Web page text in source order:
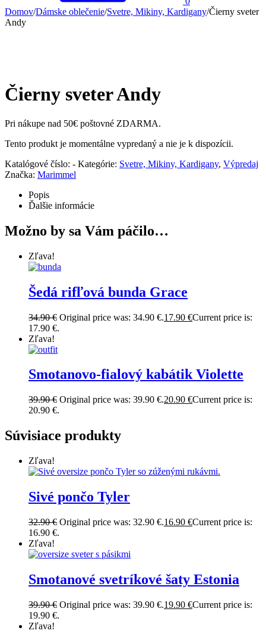
Domov/Dámske oblečenie/Svetre, Mikiny, Kardigany/Čierny sveter
Andy
Čierny sveter Andy
Pri nákupe nad 50€ poštovné ZDARMA.
Tento produkt je momentálne vypredaný a nie je k dispozícii.
Katalógové číslo: - Kategórie: Svetre, Mikiny, Kardigany, Výpredaj
Značka: Marimmel
Popis
Ďalšie informácie
Možno by sa Vám páčilo…
Zľava!
Šedá rifľová bunda Grace
34.90€ Original price was: 34.90 €.17.90 €Current price is:
17.90 €.
Zľava!
Smotanovo-fialový kabátik Violette
39.90€ Original price was: 39.90 €.20.90 €Current price is:
20.90 €.
Súvisiace produkty
Zľava!
Sivé pončo Tyler
32.90€ Original price was: 32.90 €.16.90 €Current price is:
16.90 €.
Zľava!
Smotanové svetríkové šaty Estonia
39.90€ Original price was: 39.90 €.19.90 €Current price is:
19.90 €.
Zľava!